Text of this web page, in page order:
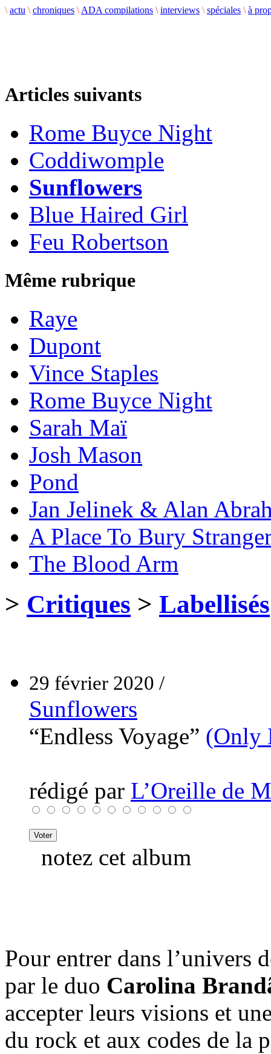
\ actu \ chroniques \ ADA compilations \ interviews \ spéciales \ à
Articles suivants
Rome Buyce Night
Coddiwomple
Sunflowers
Blue Haired Girl
Feu Robertson
Même rubrique
Raye
Dupont
Vince Staples
Rome Buyce Night
Sarah Maï
Josh Mason
Pond
Jan Jelinek & Alan
A Place To Bury
The Blood Arm
> Critiques > Labellisés
29 février 2020 /
Sunflowers
“Endless Voyage” (Only
rédigé par L’Oreille de
notez cet album
Pour entrer dans l’univers
par le duo Carolina
accepter leurs visions et
du rock et aux codes de la